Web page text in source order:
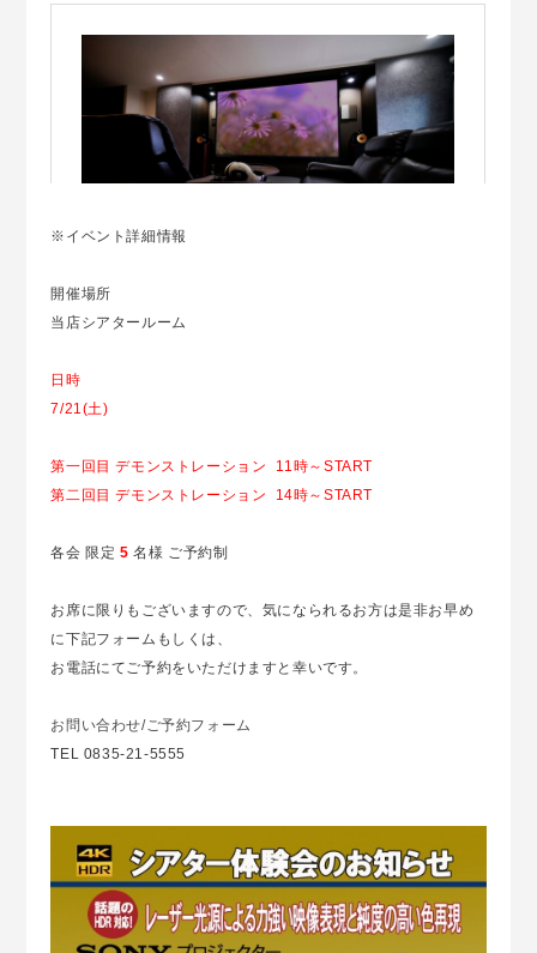
※イベント詳細情報
開催場所
当店シアタールーム
日時
7/21(土)
第一回目 デモンストレーション 11時～START
第二回目 デモンストレーション 14時～START
各会 限定 5名様 ご予約制
お席に限りもございますので、気になられるお方は是非お早め
に下記フォームもしくは、
お電話にてご予約をいただけますと幸いです。
お問い合わせ/ご予約フォーム
TEL 0835-21-5555